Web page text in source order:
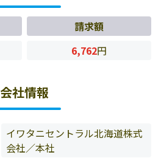
請求額
6,762円
会社情報
イワタニセントラル北海道株式
会社／本社